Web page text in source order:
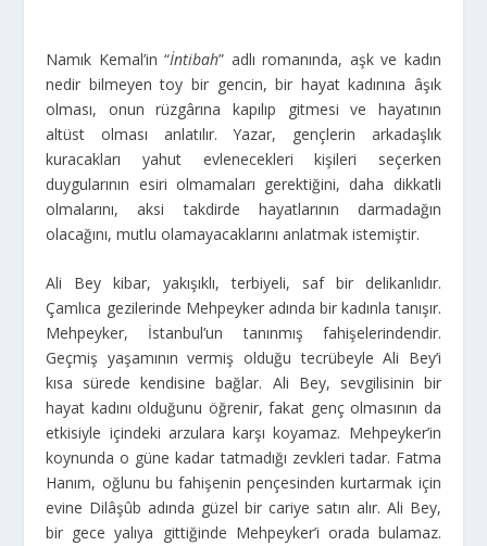
Namık Kemal’in “İntibah” adlı romanında, aşk ve kadın
nedir bilmeyen toy bir gencin, bir hayat kadınına âşık
olması, onun rüzgârına kapılıp gitmesi ve hayatının
altüst olması anlatılır. Yazar, gençlerin arkadaşlık
kuracakları yahut evlenecekleri kişileri seçerken
duygularının esiri olmamaları gerektiğini, daha dikkatli
olmalarını, aksi takdirde hayatlarının darmadağın
olacağını, mutlu olamayacaklarını anlatmak istemiştir.
Ali Bey kibar, yakışıklı, terbiyeli, saf bir delikanlıdır.
Çamlıca gezilerinde Mehpeyker adında bir kadınla tanışır.
Mehpeyker, İstanbul’un tanınmış fahişelerindendir.
Geçmiş yaşamının vermiş olduğu tecrübeyle Ali Bey’i
kısa sürede kendisine bağlar. Ali Bey, sevgilisinin bir
hayat kadını olduğunu öğrenir, fakat genç olmasının da
etkisiyle içindeki arzulara karşı koyamaz. Mehpeyker’in
koynunda o güne kadar tatmadığı zevkleri tadar. Fatma
Hanım, oğlunu bu fahişenin pençesinden kurtarmak için
evine Dilâşûb adında güzel bir cariye satın alır. Ali Bey,
bir gece yalıya gittiğinde Mehpeyker’i orada bulamaz.